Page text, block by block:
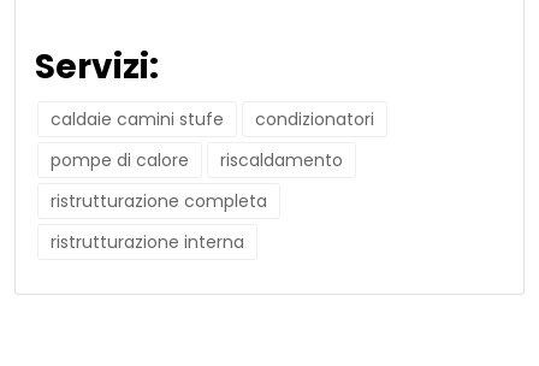
Servizi:
caldaie camini stufe
condizionatori
pompe di calore
riscaldamento
ristrutturazione completa
ristrutturazione interna